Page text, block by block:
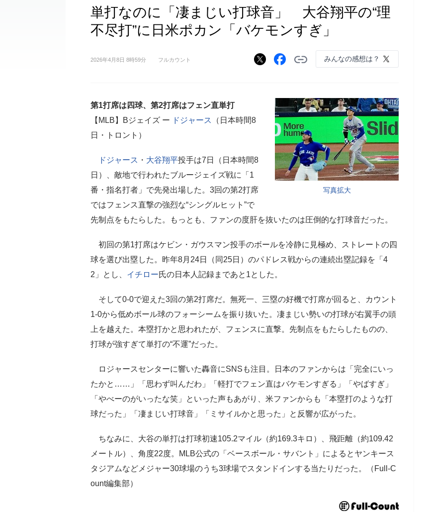
単打なのに「凄まじい打球音」 大谷翔平の“理
不尽打”に日米ポカン「バケモンすぎ」
2026年4月8日 8時59分 フルカウント みんなの感想は？
写真拡大
第1打席は四球、第2打席はフェン直単打
【MLB】Bジェイズ ー ドジャース
（日本時間8
日・トロント）
ドジャース ・ 大谷翔平投手は7日（日本時間8
日）、敵地で行われたブルージェイズ戦に「1
番・指名打者」で先発出場した。3回の第2打席
ではフェンス直撃の強烈な“シングルヒット”で
先制点をもたらした。もっとも、ファンの度肝を抜いたのは圧倒的な打球音だった。
初回の第1打席はケビン・ガウスマン投手のボールを冷静に見極め、ストレートの四
球を選び出塁した。昨年8月24日（同25日）のパドレス戦からの連続出塁記録を「4
2」とし、 イチロー氏の日本人記録まであと1とした。
そして0-0で迎えた3回の第2打席だ。無死一、三塁の好機で打席が回ると、カウント
1-0から低めボール球のフォーシームを振り抜いた。凄まじい勢いの打球が右翼手の頭
上を越えた。本塁打かと思われたが、フェンスに直撃。先制点をもたらしたものの、
打球が強すぎて単打の“不運”だった。
ロジャースセンターに響いた轟音にSNSも注目。日本のファンからは「完全にいっ
たかと……」「思わず叫んだわ」「軽打でフェン直はバケモンすぎる」「やばすぎ」
「やべーのがいったな笑」といった声もあがり、米ファンからも「本塁打のような打
球だった」「凄まじい打球音」「ミサイルかと思った」と反響が広がった。
ちなみに、大谷の単打は打球初速105.2マイル（約169.3キロ）、飛距離（約109.42
メートル）、角度22度。MLB公式の「ベースボール・サバント」によるとヤンキース
タジアムなどメジャー30球場のうち3球場でスタンドインする当たりだった。（Full-C
ount編集部）